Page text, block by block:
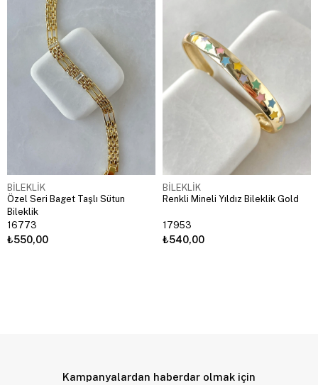
BİLEKLİK
Özel Seri Baget Taşlı Sütun
Bileklik
16773
₺550,00
BİLEKLİK
Renkli Mineli Yıldız Bileklik Gold
17953
₺540,00
Kampanyalardan haberdar olmak için